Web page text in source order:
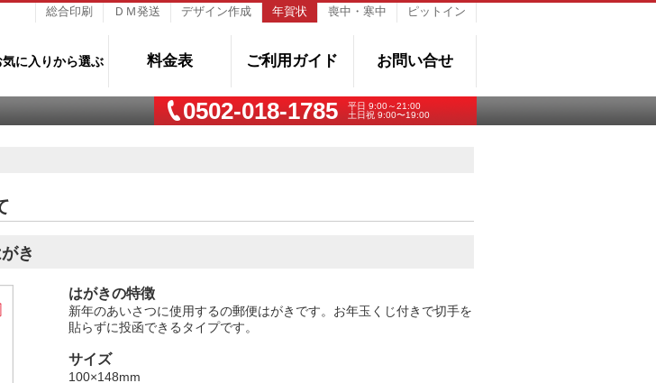
総合印刷 ＤＭ発送 デザイン作成 年賀状 喪中・寒中 ピットイン
お問い合せ
ご利用ガイド
料金表
気に入りから選ぶ
0502-018-1785
平日 9:00～21:00
土日祝 9:00〜19:00
き
はがきの特徴
新年のあいさつに使用するの郵便はがきです。お年玉くじ付きで切手を
貼らずに投函できるタイプです。
サイズ
100×148mm